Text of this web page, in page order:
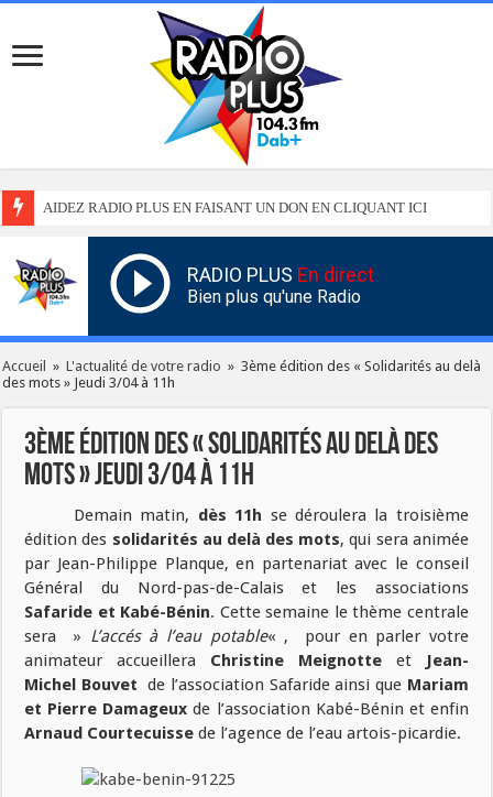
AIDEZ RADIO PLUS EN FAISANT UN DON EN CLIQUANT ICI
RADIO PLUS En direct
Bien plus qu'une Radio
Accueil » L'actualité de votre radio » 3ème édition des « Solidarités au delà
des mots » Jeudi 3/04 à 11h
3ème édition des « Solidarités au delà des
mots » Jeudi 3/04 à 11h
Demain matin, dès 11h se déroulera la troisième
édition des solidarités au delà des mots, qui sera animée
par Jean-Philippe Planque, en partenariat avec le conseil
Général du Nord-pas-de-Calais et les associations
Safaride et Kabé-Bénin. Cette semaine le thème centrale
sera » L’accés à l’eau potable« , pour en parler votre
animateur accueillera Christine Meignotteet
Jean-
Michel Bouvet de l’association Safaride ainsi que Mariam
et Pierre Damageux de l’association Kabé-Bénin et enfin
Arnaud Courtecuisse de l’agence de l’eau artois-picardie.